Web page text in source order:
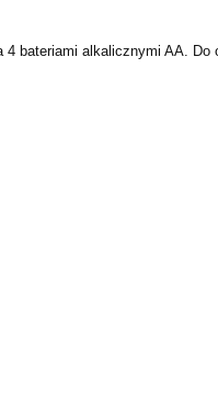
bateriami alkalicznymi AA. Do